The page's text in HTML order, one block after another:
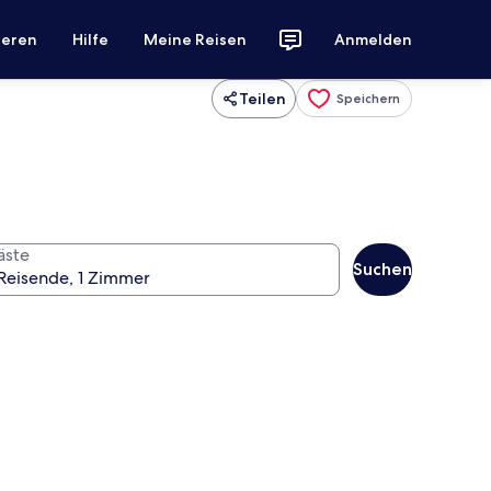
Hilfe Meine Reisen Anmelden
Teilen Speichern
Suchen